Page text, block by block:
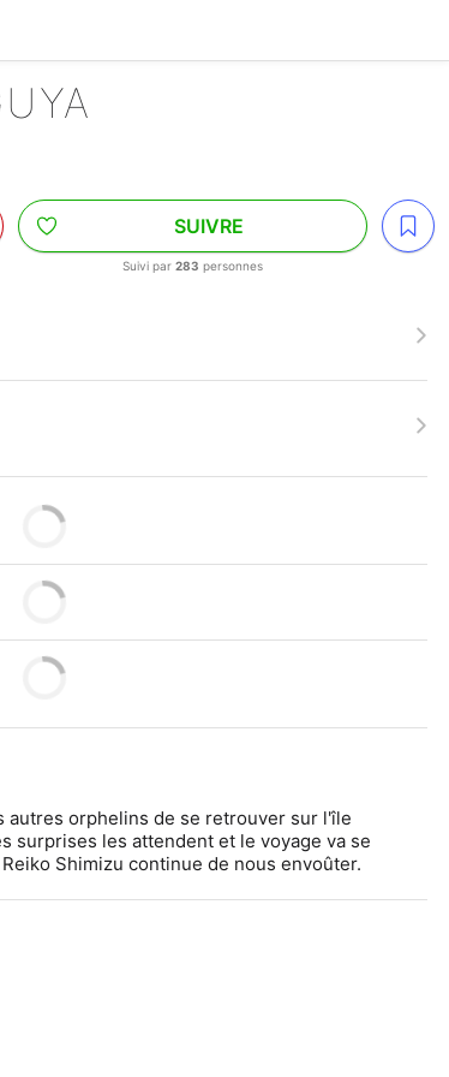
SUIVRE
Suivi par283 personnes
autres orphelins de se retrouver sur l'île
surprises les attendent et le voyage va se
Shimizu continue de nous envoûter.